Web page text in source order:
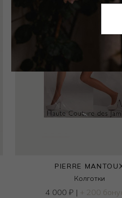
PIERRE
Колготки
4 000₽ | + 200